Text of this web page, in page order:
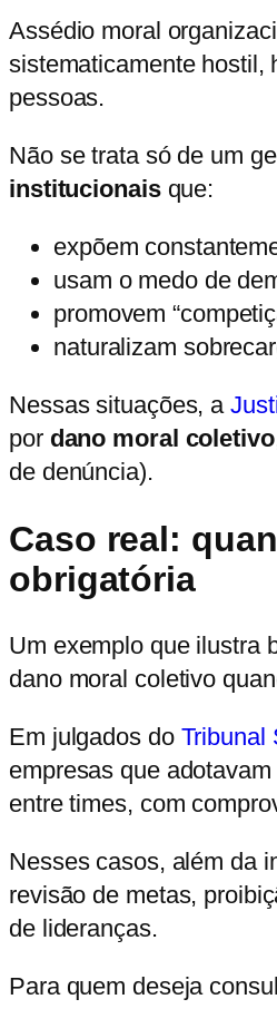
Assédio moral
sistematicamente hostil,
pessoas.
Não se trata só de um
institucionaisque:
expõem
usam o medo de
promovem
naturalizam
Nessas situações, a
por dano moral coletivo
de denúncia).
Caso real:
obrigatória
Um exemplo que ilustra
dano moral coletivo
Em julgados do Tribunal
empresas que
entre times, com
Nesses casos, além da
revisão de metas,
de lideranças.
Para quem deseja